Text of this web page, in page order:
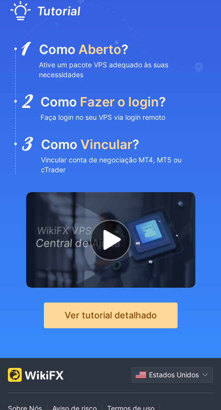
Tutorial
Como Aberto?
Ative um pacote VPS adequado às suas
necessidades
Como Fazer o login?
Faça login no seu VPS via login remoto
Como Vincular?
Vincular conta de negociação MT4, MT5 ou
cTrader
WikiFX VPS
Central de Ajuda
Ver tutorial detalhado
Estados Unidos
Sobre Nós Aviso de risco Termos de uso